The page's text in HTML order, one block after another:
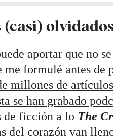
(casi)
aportar que no
me formulé antes de
millones de
se han grabado
de ficción a lo The
del corazón van